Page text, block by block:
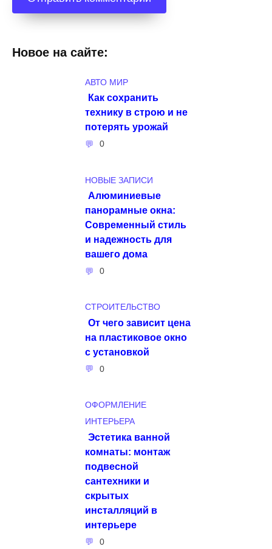
Новое на сайте:
АВТО МИР
Как сохранить
технику в строю и не
потерять урожай
0
НОВЫЕ ЗАПИСИ
Алюминиевые
панорамные окна:
Современный стиль
и надежность для
вашего дома
0
СТРОИТЕЛЬСТВО
От чего зависит цена
на пластиковое окно
с установкой
0
ОФОРМЛЕНИЕ
ИНТЕРЬЕРА
Эстетика ванной
комнаты: монтаж
подвесной
сантехники и
скрытых
инсталляций в
интерьере
0